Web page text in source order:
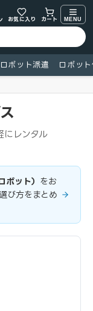
お気に入り カート MENU
ロボット派遣 ロボッ
にレンタル
ット） をお
び方をまとめ